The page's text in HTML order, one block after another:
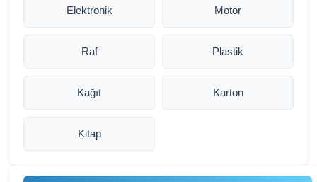
Elektronik Motor
Raf Plastik
Kağıt Karton
Kitap